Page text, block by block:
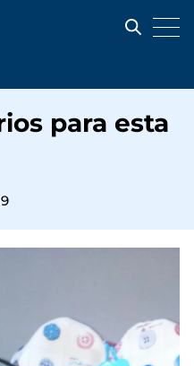
para esta